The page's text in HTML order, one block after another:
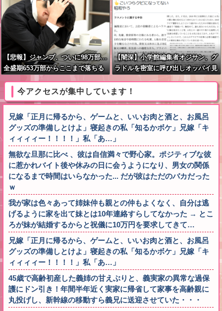
【悲報】ジャンプ、ついに98万部…
全盛期653万部からここまで落ちる
【闇深】小学館編集者オジサン、グ
ラドルを密室に呼び出しオッパイ見
今アクセスが集中しています！
兄嫁「正月に帰るから、ゲームと、いいお肉と酒と、お風呂
グッズの準備しとけよ」寝起きの私「知るかボケ」兄嫁「キ
ィィィィー！！！！」私「あ…」
無欲な旦那に比べ 、彼は自信満々で野心家。ポジティブな彼
に惹かれバイト後や休みの日に会うようになり、男女の関係
になるまで時間はいらなかった... だが彼はただのバカだった
ｗ
我が家は色々あって姉妹仲も親との仲もよくなく、自分は逃
げるように家を出て妹とは10年連絡すらしてなかった → とこ
ろが妹が結婚するからと祝儀に10万円を要求してきて…
兄嫁「正月に帰るから、ゲームと、いいお肉と酒と、お風呂
グッズの準備しとけよ」寝起きの私「知るかボケ」兄嫁「キ
ィィィィー！！！！」私「あ…」
45歳で高齢初産した義姉の甘えぶりと、義実家の異常な過保
護にドン引き！年間半年近く実家に帰省して家事を高齢親に
丸投げし、新幹線の移動すら義兄に送迎させていた・・・